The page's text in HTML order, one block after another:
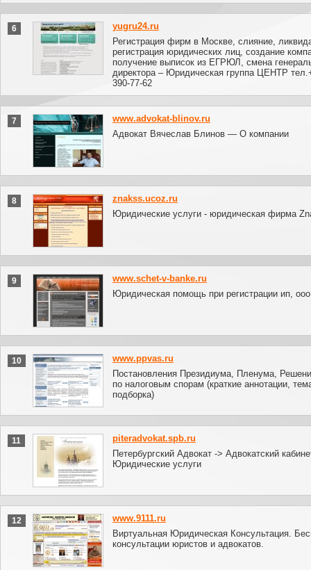
6
yugru24.ru
Регистрация фирм в Москве, слияние,
регистрация юридических лиц, создание
получение выписок из ЕГРЮЛ, смена
директора – Юридическая группа ЦЕНТР
390-77-62
7
www.advokat-blinov.ru
Адвокат Вячеслав Блинов — О компании
8
znakss.ucoz.ru
Юридические услуги - юридическая фирма
9
www.schet-v-banke.ru
Юридическая помощь при регистрации ип,
10
www.ppvas.ru
Постановления Президиума, Пленума,
по налоговым спорам (краткие аннотации,
подборка)
11
piteradvokat.spb.ru
Петербургский Адвокат -> Адвокатский
Юридические услуги
12
www.9111.ru
Виртуальная Юридическая Консультация.
консультации юристов и адвокатов.